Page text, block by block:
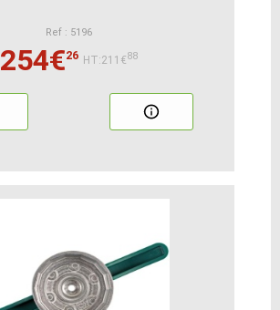
Ref : 5196
254€26 HT:211€88